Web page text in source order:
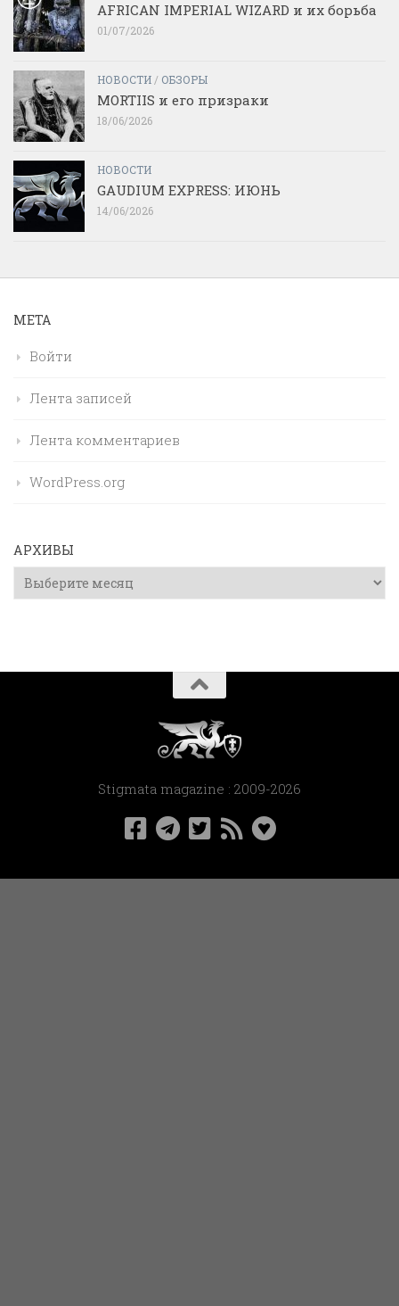
AFRICAN IMPERIAL WIZARD и их борьба
01/07/2026
НОВОСТИ / ОБЗОРЫ
MORTIIS и его призраки
18/06/2026
НОВОСТИ
GAUDIUM EXPRESS: ИЮНЬ
14/06/2026
МЕТА
Войти
Лента записей
Лента комментариев
WordPress.org
АРХИВЫ
Архивы
Stigmata magazine : 2009-2026